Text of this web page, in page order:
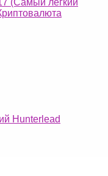
(Самый легкий
Hunterlead